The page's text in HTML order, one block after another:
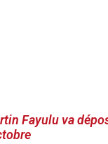
Fayulu va